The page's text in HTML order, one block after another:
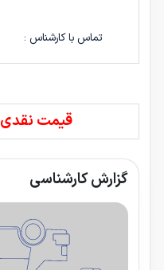
تماس با کارشناس :
قیمت نقدی
گزارش کارشناسی